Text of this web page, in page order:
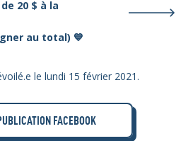
20 $ à la
au total) 💙
le lundi 15 février 2021.
FACEBOOK